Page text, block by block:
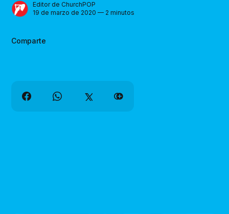
Editor de ChurchPOP
19 de marzo de 2020 — 2 minutos
Comparte